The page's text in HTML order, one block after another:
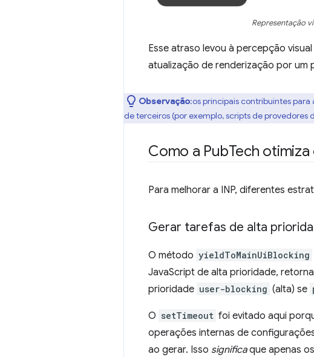
Representação
Esse atraso levou à percepção
atualização de renderização por um
Observação:os principais contribuintes
de terceiros (por exemplo, scripts de provedores
Como a PubTech
Para melhorar a INP, diferentes
Gerar tarefas de alta
O método yieldToMainUiBlocking
JavaScript de alta prioridade,
prioridade user-blocking (alta) se
O setTimeout foi evitado aqui
operações internas de
ao gerar. Isso significaque apenas